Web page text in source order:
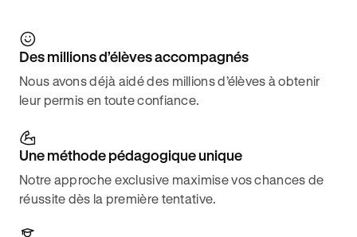
Des millions d’élèves accompagnés
Nous avons déjà aidé des millions d’élèves à obtenir
leur permis en toute confiance.
Une méthode pédagogique unique
Notre approche exclusive maximise vos chances de
réussite dès la première tentative.